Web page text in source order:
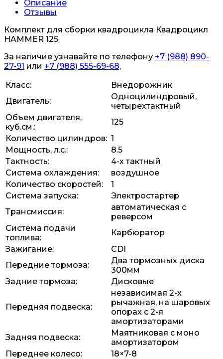
Описание
Отзывы
Комплект для сборки квадроцикла Квадроцикл
HAMMER 125
За наличие узнавайте по телефону +7 (988) 890-
27-91 или +7 (988) 555-69-68,
Класс:
Внедорожник
Двигатель:
Одноцилиндровый,
четырехтактный
Объем двигателя,
куб.см.:
125
Количество цилиндров: 1
Мощность, л.с.:
8.5
Тактность:
4-х тактный
Система охлаждения:
воздушное
Количество скоростей:
1
Система запуска:
Электростартер
Трансмиссия:
автоматическая с
реверсом
Система подачи
топлива:
Карбюратор
Зажигание:
CDI
Передние тормоза:
Два тормозных диска
300мм
Задние тормоза:
Дисковые
Передняя подвеска:
независимая 2-х
рычажная, на шаровых
опорах с 2-я
амортизаторами
Задняя подвеска:
Маятниковая с моно
амортизатором
Переднее колесо:
18×7-8